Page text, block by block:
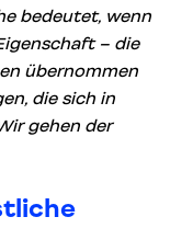
bedeutet, wenn
– die
übernommen
die sich in
gehen der